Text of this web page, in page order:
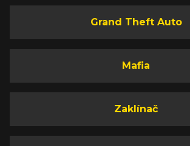
Grand Theft Auto
Mafia
Zaklínač